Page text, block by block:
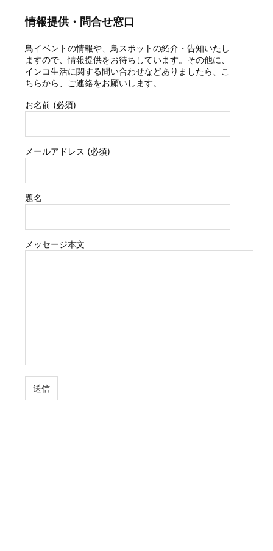
情報提供・問合せ窓口
鳥イベントの情報や、鳥スポットの紹介・告知いたし
ますので、情報提供をお待ちしています。その他に、
インコ生活に関する問い合わせなどありましたら、こ
ちらから、ご連絡をお願いします。
お名前 (必須)
メールアドレス (必須)
題名
メッセージ本文